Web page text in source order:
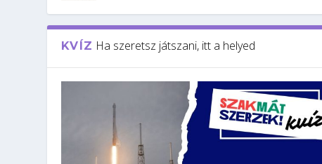
KVÍZ Ha szeretsz játszani, itt a helyed